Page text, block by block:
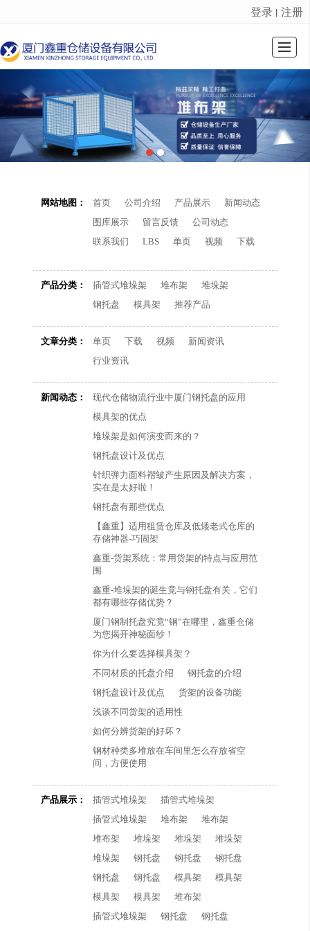
很遗憾，因您的浏览器版本过低导致无法获得最佳浏览体验，推荐下载安装谷歌浏览器！
登录 丨 注册
首页 公司介绍 产品展示 图库展示 留言反馈 联系我们
网站地图： 首页 公司介绍 产品展示
新闻动态
图库展示
留言反馈
公司动态
联系我们
LBS 单页 视频 下载
产品分类： 插管式堆垛架 堆布架
堆垛架
钢托盘
模具架 推荐产品
文章分类： 单页 下载 视频
新闻资讯
行业资讯
新闻动态：
现代仓储物流行业中厦门钢托盘的应用
模具架的优点
堆垛架是如何演变而来的？
钢托盘设计及优点
针织弹力面料褶皱产生原因及解决方案，
实在是太好啦！
钢托盘有那些优点
【鑫重】适用租赁仓库及低矮老式仓库的
存储神器-巧固架
鑫重-货架系统：常用货架的特点与应用范
围
鑫重-堆垛架的诞生竟与钢托盘有关，它们
都有哪些存储优势？
厦门钢制托盘究竟“钢”在哪里，鑫重仓储
为您揭开神秘面纱！
你为什么要选择模具架？
不同材质的托盘介绍
钢托盘的介绍
钢托盘设计及优点
货架的设备功能
浅谈不同货架的适用性
如何分辨货架的好坏？
钢材种类多堆放在车间里怎么存放省空
间，方便使用
产品展示： 插管式堆垛架
插管式堆垛架
插管式堆垛架
堆布架
堆布架
堆布架
堆垛架 堆垛架
堆垛架
堆垛架
钢托盘 钢托盘
钢托盘
钢托盘
钢托盘 模具架
模具架
模具架
模具架
堆布架
插管式堆垛架
钢托盘
钢托盘